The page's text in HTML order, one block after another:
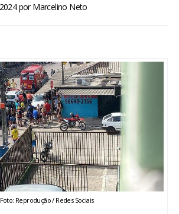
porMarcelino Neto
Foto: Reprodução / Redes Sociais